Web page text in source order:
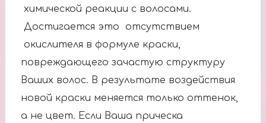
химической реакции с волосами.
Достигается это отсутствием
окислителя в формуле краски,
повреждающего зачастую структуру
Ваших волос. В результате воздействия
новой краски меняется только оттенок,
а не цвет. Если Ваша прическа